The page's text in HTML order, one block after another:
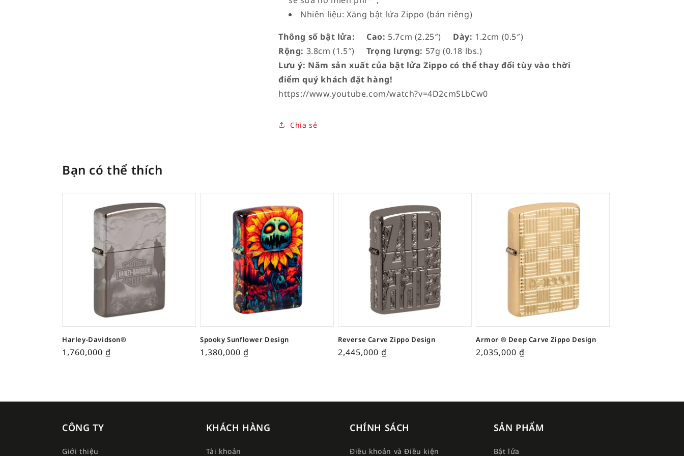
Nhiên liệu: Xăng bật lửa Zippo (bán riêng)
Thông số bật lửa:
Cao: 5.7cm (2.25″) Dày: 1.2cm (0.5″)
Rộng: 3.8cm (1.5″) Trọng lượng: 57g (0.18 lbs.)
Lưu ý: Năm sản xuất của bật lửa Zippo có thể thay đổi tùy vào thời
điểm quý khách đặt hàng!
https://www.youtube.com/watch?v=4D2cmSLbCw0
Chia sẻ
Bạn có thể thích
Harley-Davidson®
1,760,000 ₫
Spooky Sunflower Design
1,380,000 ₫
Reverse Carve Zippo Design
2,445,000 ₫
Armor ® Deep Carve Zippo Design
2,035,000 ₫
CÔNG TY
Giới thiệu
KHÁCH HÀNG
Tài khoản
CHÍNH SÁCH
Điều khoản và Điều kiện
SẢN PHẨM
Bật lửa